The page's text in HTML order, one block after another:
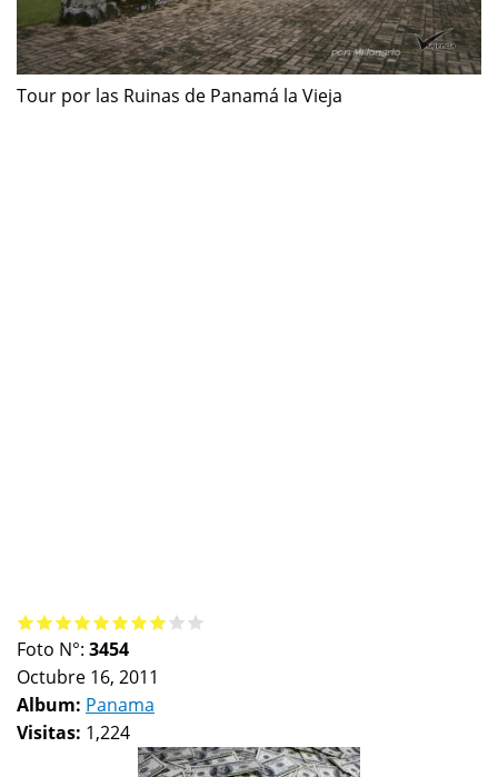
Tour por las Ruinas de Panamá la Vieja
Foto N°: 3454
Octubre 16, 2011
Album: Panama
Visitas: 1,224